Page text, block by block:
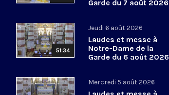
Garde du 7 août 2026
51:34
Jeudi 6 août 2026
Laudes et messe à
Notre-Dame de la
Garde du 6 août 2026
Mercredi 5 août 2026